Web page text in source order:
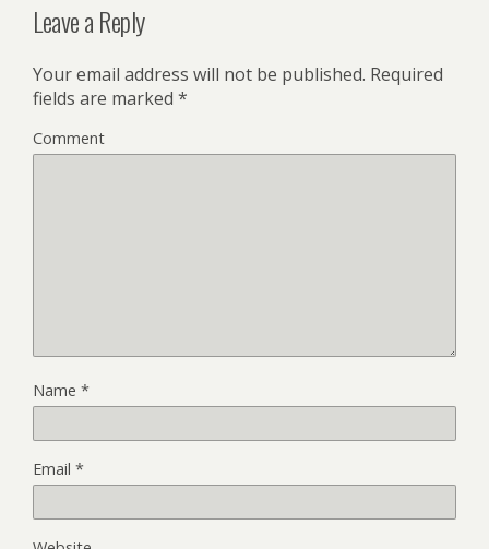
Leave a Reply
Your email address will not be published. Required
fields are marked *
Comment
Name *
Email *